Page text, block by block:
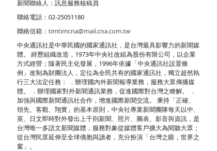
新聞聯絡人：訊息服務核稿員
聯絡電話：02-25051180
聯絡信箱： timtimcna@mail.cna.com.tw
中央通訊社是中華民國的國家通訊社，是台灣最具影響力的新聞媒
體。 經歷組織改造，1973年中央社改組為股份有限公司，以企業
方式經營；隨著民主化發展，1996年依據「中央通訊社設置條
例」改制為財團法人，定位為全民共有的國家通訊社，獨立超然執
行三大法定任務： ．辦理國內外新聞報導業務，服務大眾傳播媒
體。 ．辦理國家對外新聞通訊業務，促進國際對台灣之瞭解。 ．
加強與國際新聞通訊社合作，增進國際新聞交流。 秉持「正確、
領先、客觀、翔實」的基本原則，中央社專業新聞團隊每天以中、
英、日文即時對外發出上千則新聞、照片、圖表、影音與資訊，是
台灣唯一多語文新聞媒體，服務對象從媒體客戶擴大為閱聽大眾；
從台灣民眾延伸至全球僑胞與讀者，充分扮演「台灣之眼，世界之
窗」。